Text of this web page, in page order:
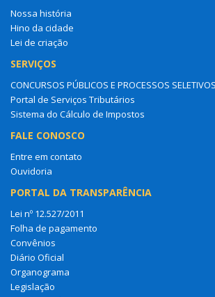
Nossa história
Hino da cidade
Lei de criação
SERVIÇOS
CONCURSOS PÚBLICOS E PROCESSOS
Portal de Serviços Tributários
Sistema do Cálculo de Impostos
FALE CONOSCO
Entre em contato
Ouvidoria
PORTAL DA TRANSPARÊNCIA
Lei nº 12.527/2011
Folha de pagamento
Convênios
Diário Oficial
Organograma
Legislação